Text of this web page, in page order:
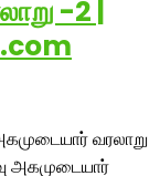
-2 |
வரலாறு
அகமுடையார்